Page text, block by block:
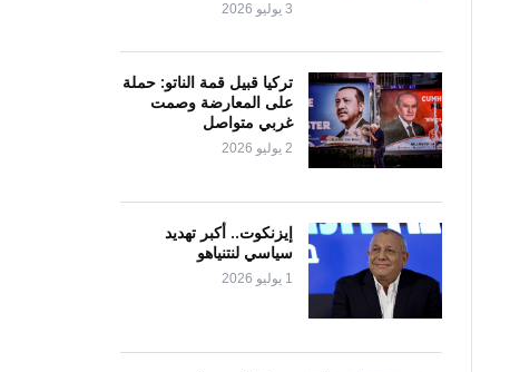
3 يوليو 2026
تركيا قبيل قمة الناتو: حملة
على المعارضة وصمت
غربي متواصل
2 يوليو 2026
إيزنكوت.. أكبر تهديد
سياسي لنتنياهو
1 يوليو 2026